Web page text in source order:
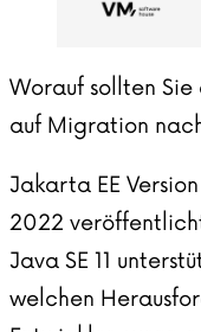
Worauf sollten
auf Migration
Jakarta EE
2022
Java SE 11
welchen